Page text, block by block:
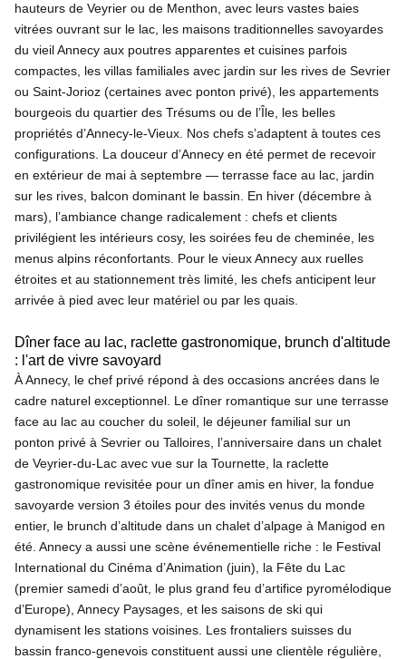
hauteurs de Veyrier ou de Menthon, avec leurs vastes baies
vitrées ouvrant sur le lac, les maisons traditionnelles savoyardes
du vieil Annecy aux poutres apparentes et cuisines parfois
compactes, les villas familiales avec jardin sur les rives de Sevrier
ou Saint-Jorioz (certaines avec ponton privé), les appartements
bourgeois du quartier des Trésums ou de l’Île, les belles
propriétés d’Annecy-le-Vieux. Nos chefs s’adaptent à toutes ces
configurations. La douceur d’Annecy en été permet de recevoir
en extérieur de mai à septembre — terrasse face au lac, jardin
sur les rives, balcon dominant le bassin. En hiver (décembre à
mars), l’ambiance change radicalement : chefs et clients
privilégient les intérieurs cosy, les soirées feu de cheminée, les
menus alpins réconfortants. Pour le vieux Annecy aux ruelles
étroites et au stationnement très limité, les chefs anticipent leur
arrivée à pied avec leur matériel ou par les quais.
Dîner face au lac, raclette gastronomique, brunch d'altitude
: l'art de vivre savoyard
À Annecy, le chef privé répond à des occasions ancrées dans le
cadre naturel exceptionnel. Le dîner romantique sur une terrasse
face au lac au coucher du soleil, le déjeuner familial sur un
ponton privé à Sevrier ou Talloires, l’anniversaire dans un chalet
de Veyrier-du-Lac avec vue sur la Tournette, la raclette
gastronomique revisitée pour un dîner amis en hiver, la fondue
savoyarde version 3 étoiles pour des invités venus du monde
entier, le brunch d’altitude dans un chalet d’alpage à Manigod en
été. Annecy a aussi une scène événementielle riche : le Festival
International du Cinéma d’Animation (juin), la Fête du Lac
(premier samedi d’août, le plus grand feu d’artifice pyromélodique
d’Europe), Annecy Paysages, et les saisons de ski qui
dynamisent les stations voisines. Les frontaliers suisses du
bassin franco-genevois constituent aussi une clientèle régulière,